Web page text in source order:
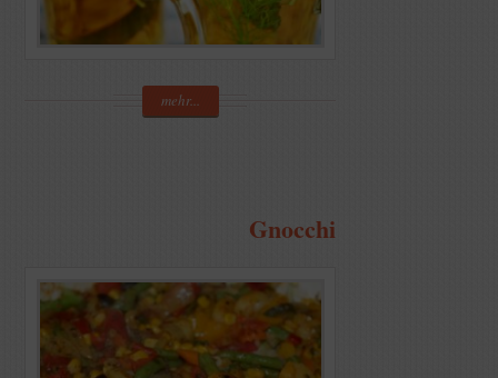
mehr...
Gnocchi